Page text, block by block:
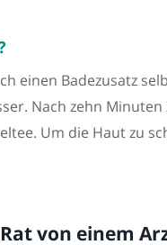
einen Badezusatz
Nach zehn
Um die Haut zu
von einem